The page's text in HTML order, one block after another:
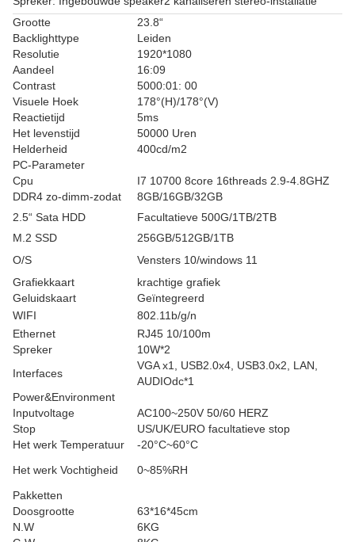
Grootte
23.8“
Backlighttype
Leiden
Resolutie
1920*1080
Aandeel
16:09
Contrast
5000:01: 00
Visuele Hoek
178°(H)/178°(V)
Reactietijd
5ms
Het levenstijd
50000 Uren
Helderheid
400cd/m2
PC-Parameter
Cpu
I7 10700 8core 16threads 2.9-4.8GHZ
DDR4 zo-dimm-zodat
8GB/16GB/32GB
2.5“ Sata HDD
Facultatieve 500G/1TB/2TB
M.2 SSD
256GB/512GB/1TB
O/S
Vensters 10/windows 11
Grafiekkaart
krachtige grafiek
Geluidskaart
Geïntegreerd
WIFI
802.11b/g/n
Ethernet
RJ45 10/100m
Spreker
10W*2
Interfaces
VGA x1, USB2.0x4, USB3.0x2, LAN,
AUDIOdc*1
Power&Environment
Inputvoltage
AC100~250V 50/60 HERZ
Stop
US/UK/EURO facultatieve stop
Het werk Temperatuur
-20°C~60°C
Het werk Vochtigheid
0~85%RH
Pakketten
Doosgrootte
63*16*45cm
N.W
6KG